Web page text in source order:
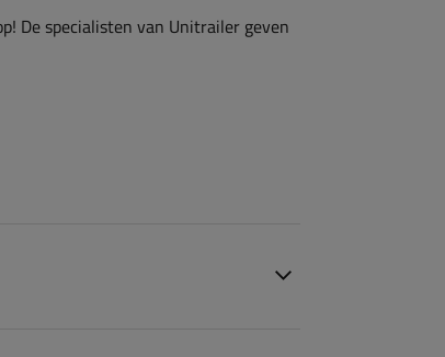
De specialisten van Unitrailer geven